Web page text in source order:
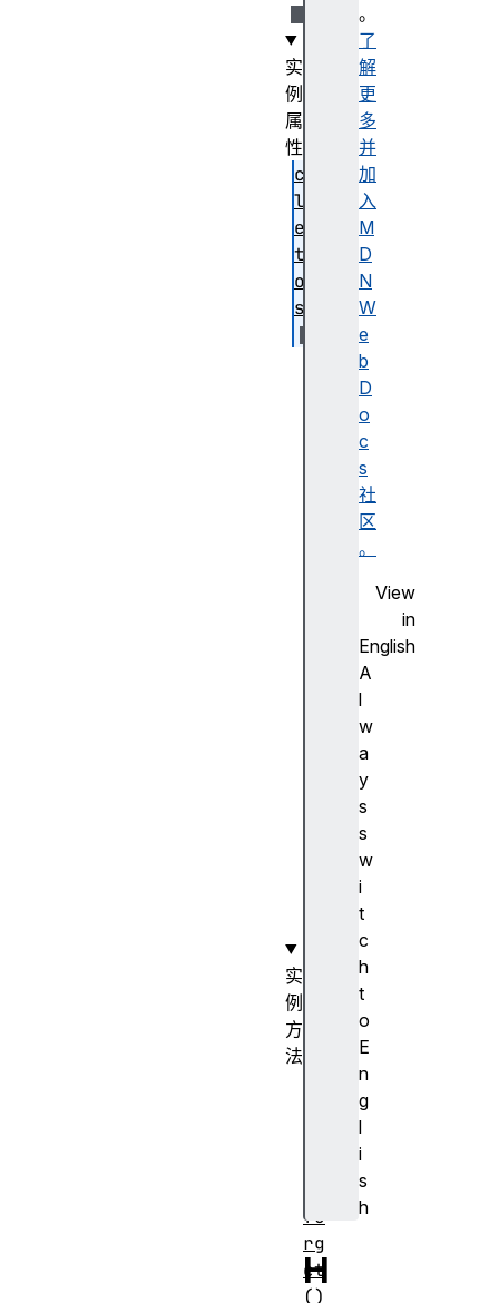
。
了
解
更
多
并
加
入
M
D
N
W
e
b
D
o
c
s
社
区
。
View
in
English
A
l
w
a
y
s
s
w
i
t
c
h
t
o
E
n
g
l
i
s
h
H
实
例
属
性
co
ll
ec
ti
on
s
实
例
方
法
fo
rg
et
()